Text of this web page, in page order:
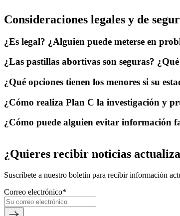
Consideraciones legales y de
¿Es legal? ¿Alguien puede meterse en
¿Las pastillas abortivas son seguras?
¿Qué opciones tienen los menores si su
¿Cómo realiza Plan C la investigación y
¿Cómo puede alguien evitar información
¿Quieres recibir noticias
Suscríbete a nuestro boletín para recibir información
Correo electrónico*